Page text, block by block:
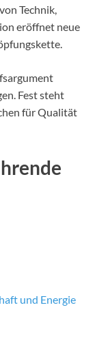
Technik,
eröffnet neue
Fest steht
für Qualität
und Energie